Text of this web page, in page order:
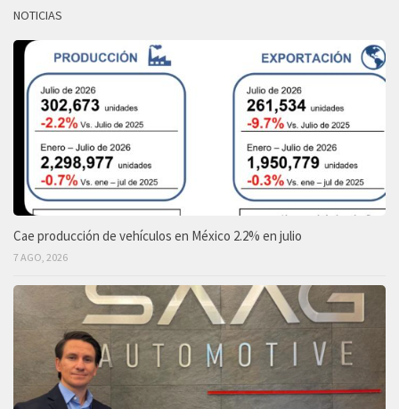
NOTICIAS
Cae producción de vehículos en México 2.2% en julio
7 AGO, 2026